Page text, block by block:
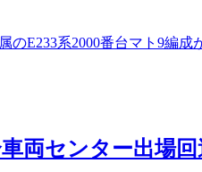
のE233系2000番台マト9編
両センター出場回